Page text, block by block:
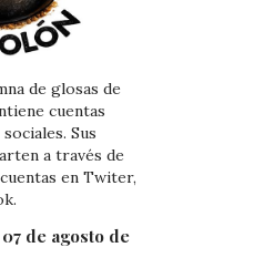
de glosas de
cuentas
Sus
a través de
en Twiter,
de agosto de